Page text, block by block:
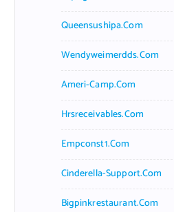
Queensushipa.com
Wendyweimerdds.com
Ameri-Camp.com
Hrsreceivables.com
Empconst1.com
Cinderella-Support.com
Bigpinkrestaurant.com